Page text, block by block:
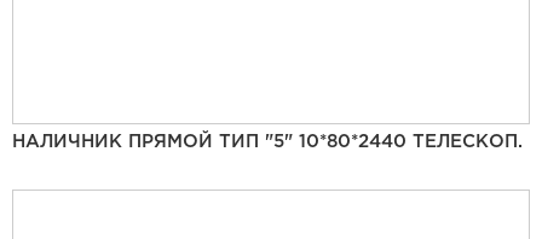
НАЛИЧНИК ПРЯМОЙ ТИП "5" 10*80*2440 ТЕЛЕСКОП.